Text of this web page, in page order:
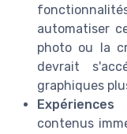
automatiser
photo ou la
devrait
graphiques
contenus